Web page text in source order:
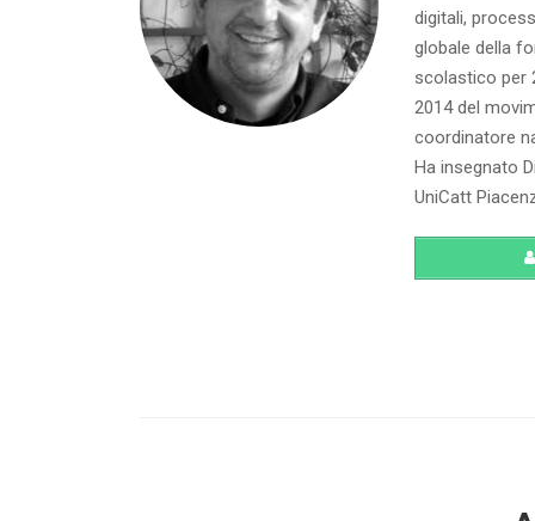
digitali,
globale della
scolastico per
2014 del
coordinatore
Ha insegnato
UniCatt